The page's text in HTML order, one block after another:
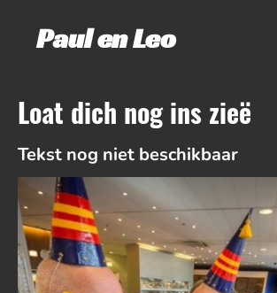
Paul en Leo
Loat dich nog ins zieë
Tekst nog niet beschikbaar